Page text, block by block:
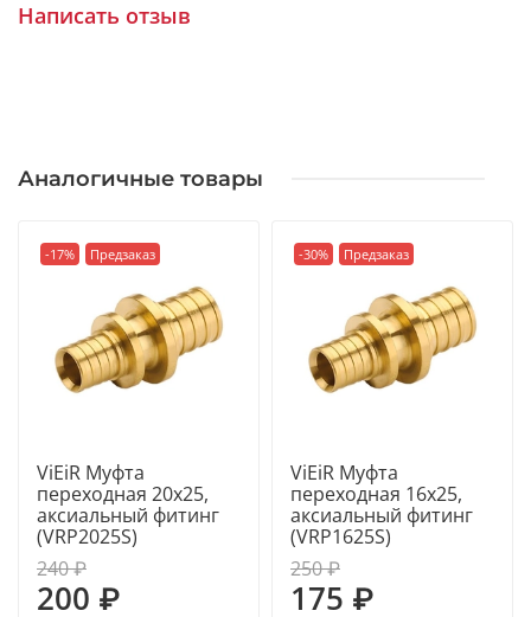
Написать отзыв
Аналогичные товары
-17% Предзаказ
ViEiR Муфта
переходная 20х25,
аксиальный фитинг
(VRP2025S)
240 ₽
200 ₽
-30% Предзаказ
ViEiR Муфта
переходная 16х25,
аксиальный фитинг
(VRP1625S)
250 ₽
175 ₽